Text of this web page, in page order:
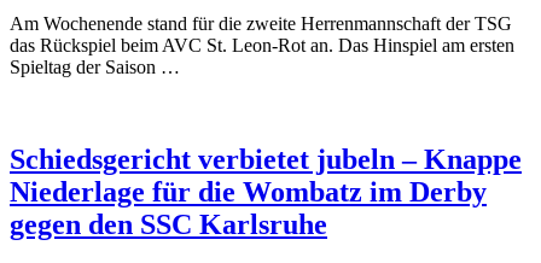
Am Wochenende stand für die zweite Herrenmannschaft der TSG
das Rückspiel beim AVC St. Leon-Rot an. Das Hinspiel am ersten
Spieltag der Saison …
Schiedsgericht verbietet jubeln – Knappe
Niederlage für die Wombatz im Derby
gegen den SSC Karlsruhe